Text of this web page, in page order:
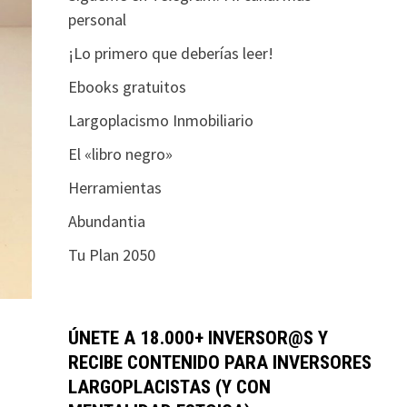
personal
¡Lo primero que deberías leer!
Ebooks gratuitos
Largoplacismo Inmobiliario
El «libro negro»
Herramientas
Abundantia
Tu Plan 2050
ÚNETE A 18.000+ INVERSOR@S Y
RECIBE CONTENIDO PARA INVERSORES
LARGOPLACISTAS (Y CON